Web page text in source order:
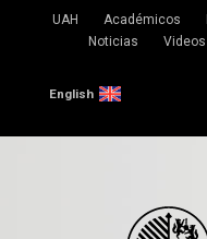
UAH Académicos
Noticias
Videos
English